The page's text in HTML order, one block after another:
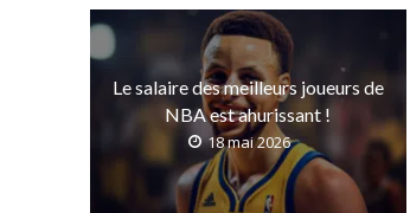
Le salaire des meilleurs joueurs de
NBA est ahurissant !
18 mai 2026